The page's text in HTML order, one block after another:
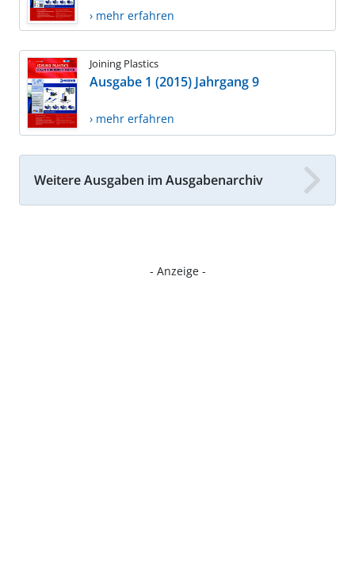
› mehr erfahren
Joining Plastics
Ausgabe 1 (2015) Jahrgang 9
› mehr erfahren
Weitere Ausgaben im Ausgabenarchiv
- Anzeige -